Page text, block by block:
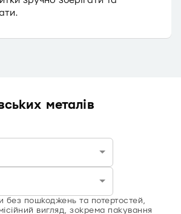
металів
без пошкоджень та потертостей,
вигляд, зокрема пакування